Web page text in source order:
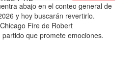
abajo en el conteo general de
y hoy buscarán revertirlo.
Fire de Robert
que promete emociones.